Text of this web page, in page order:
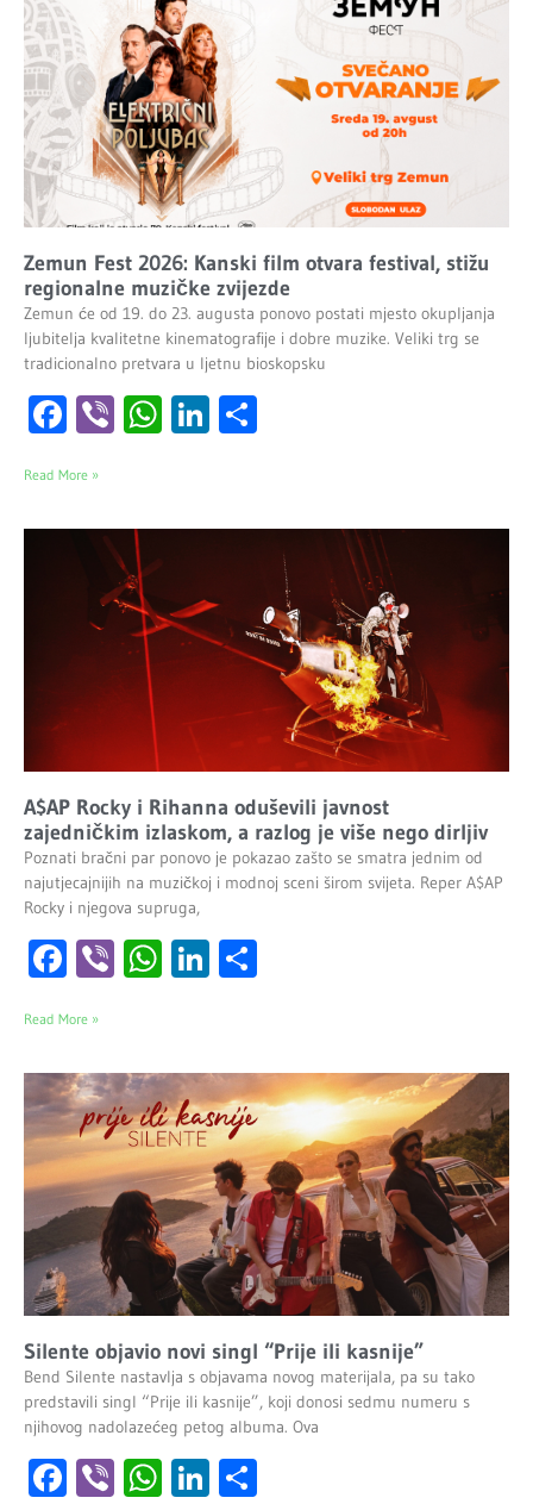
Zemun Fest 2026: Kanski film otvara festival, stižu
regionalne muzičke zvijezde
Zemun će od 19. do 23. augusta ponovo postati mjesto okupljanja
ljubitelja kvalitetne kinematografije i dobre muzike. Veliki trg se
tradicionalno pretvara u ljetnu bioskopsku
Facebook
ViberWhatsApp
LinkedIn
Read More »
A$AP Rocky i Rihanna oduševili javnost
zajedničkim izlaskom, a razlog je više nego dirljiv
Poznati bračni par ponovo je pokazao zašto se smatra jednim od
najutjecajnijih na muzičkoj i modnoj sceni širom svijeta. Reper A$AP
Rocky i njegova supruga,
Facebook
ViberWhatsApp
LinkedIn
Read More »
Silente objavio novi singl “Prije ili kasnije”
Bend Silente nastavlja s objavama novog materijala, pa su tako
predstavili singl “Prije ili kasnije”, koji donosi sedmu numeru s
njihovog nadolazećeg petog albuma. Ova
Facebook
ViberWhatsApp
LinkedIn